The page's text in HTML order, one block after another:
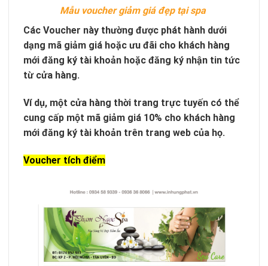
Mẫu voucher giảm giá đẹp tại spa
Các Voucher này thường được phát hành dưới
dạng mã giảm giá hoặc ưu đãi cho khách hàng
mới đăng ký tài khoản hoặc đăng ký nhận tin tức
từ cửa hàng.
Ví dụ, một cửa hàng thời trang trực tuyến có thể
cung cấp một mã giảm giá 10% cho khách hàng
mới đăng ký tài khoản trên trang web của họ.
Voucher tích điểm